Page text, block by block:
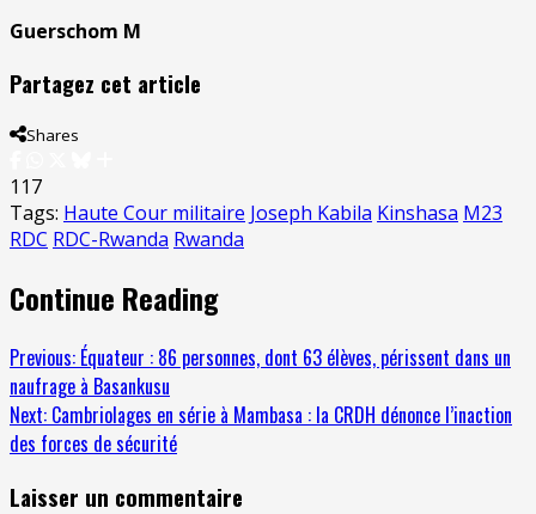
Guerschom M
Partagez cet article
Shares
117
Tags: Haute Cour militaire Joseph Kabila Kinshasa M23
RDC RDC-Rwanda Rwanda
Continue Reading
Previous: Équateur : 86 personnes, dont 63 élèves, périssent dans un
naufrage à Basankusu
Next: Cambriolages en série à Mambasa : la CRDH dénonce l’inaction
des forces de sécurité
Laisser un commentaire